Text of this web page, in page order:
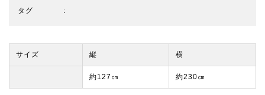
タグ
サイズ 縦 横
約127㎝ 約230㎝